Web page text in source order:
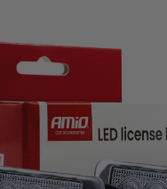
kézhez kapd a csomagod.